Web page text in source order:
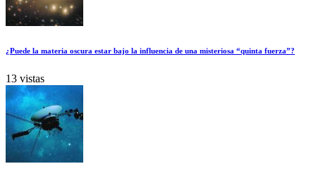
¿Puede la materia oscura estar bajo la influencia de una misteriosa “quinta fuerza”?
13 vistas